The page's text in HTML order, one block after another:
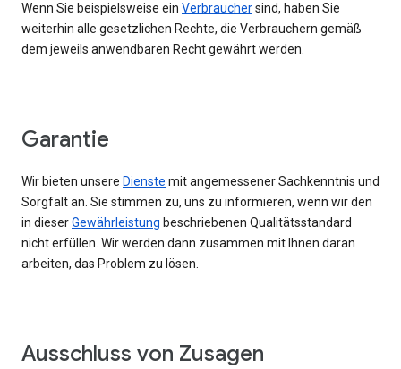
Wenn Sie beispielsweise ein Verbrauchersind, haben Sie
weiterhin alle gesetzlichen Rechte, die Verbrauchern gemäß
dem jeweils anwendbaren Recht gewährt werden.
Garantie
Wir bieten unsere Dienste mit angemessener Sachkenntnis und
Sorgfalt an. Sie stimmen zu, uns zu informieren, wenn wir den
in dieserGewährleistung beschriebenen Qualitätsstandard
nicht erfüllen. Wir werden dann zusammen mit Ihnen daran
arbeiten, das Problem zu lösen.
Ausschluss von Zusagen